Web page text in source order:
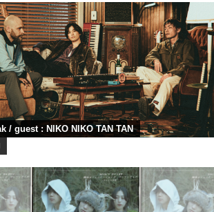
/ guest : NIKO NIKO TAN TAN